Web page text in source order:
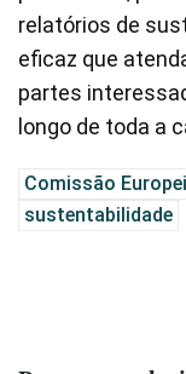
relatórios de
eficaz que
partes
longo de toda a
Comissão
sustentabilidade